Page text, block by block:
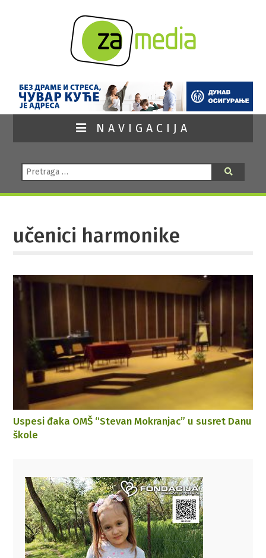
NAVIGACIJA
Pretraga:
učenici harmonike
Uspesi đaka OMŠ “Stevan Mokranjac” u susret Danu
škole